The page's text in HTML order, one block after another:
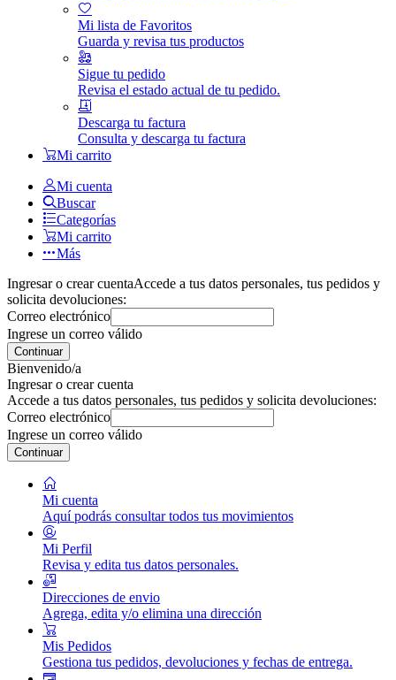
Mi lista de Favoritos
Guarda y revisa tus productos
Sigue tu pedido
Revisa el estado actual de tu pedido.
Descarga tu factura
Consulta y descarga tu factura
Mi carrito
Mi cuenta
Buscar
Categorías
Mi carrito
Más
Ingresar o crear cuentaAccede a tus datos personales, tus pedidos y
solicita devoluciones:
Correo electrónico
Ingrese un correo válido
Continuar
Bienvenido/a
Ingresar o crear cuenta
Accede a tus datos personales, tus pedidos y solicita devoluciones:
Correo electrónico
Ingrese un correo válido
Continuar
Mi cuenta
Aquí podrás consultar todos tus movimientos
Mi Perfil
Revisa y edita tus datos personales.
Direcciones de envio
Agrega, edita y/o elimina una dirección
Mis Pedidos
Gestiona tus pedidos, devoluciones y fechas de entrega.